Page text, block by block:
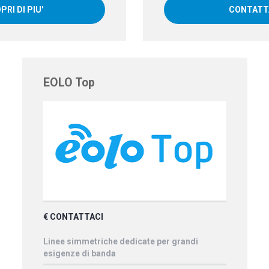
DI PIU'
EOLO Top
€ CONTATTACI
Linee simmetriche dedicate per grandi
esigenze di banda